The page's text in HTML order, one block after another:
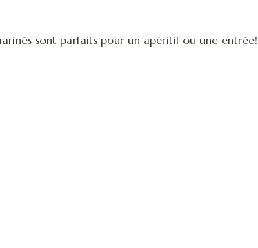
sont parfaits pour un apéritif ou une entrée!